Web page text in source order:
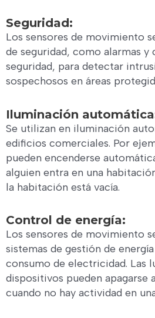
Seguridad:
Los sensores de movimiento
de seguridad, como alarmas y
seguridad, para detectar
sospechosos en áreas
Iluminación
Se utilizan en iluminación
edificios comerciales. Por
pueden encenderse
alguien entra en una
la habitación está vacía.
Control de energía:
Los sensores de movimiento
sistemas de gestión de
consumo de electricidad. Las
dispositivos pueden apagarse
cuando no hay actividad en